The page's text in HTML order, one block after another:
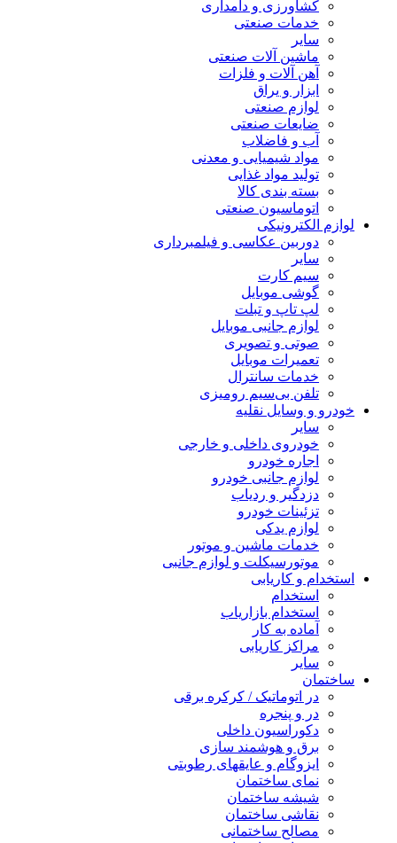
کشاورزی و دامداری
خدمات صنعتی
سایر
ماشین آلات صنعتی
آهن آلات و فلزات
ابزار و یراق
لوازم صنعتی
ضایعات صنعتی
آب و فاضلاب
مواد شیمیایی و معدنی
تولید مواد غذایی
بسته بندی کالا
اتوماسیون صنعتی
لوازم الکترونیکی
دوربین عکاسی و فیلمبرداری
سایر
سیم کارت
گوشی موبایل
لپ تاپ و تبلت
لوازم جانبی موبایل
صوتی و تصویری
تعمیرات موبایل
خدمات سانترال
تلفن بی‌سیم رومیزی
خودرو و وسایل نقلیه
سایر
خودروی داخلی و خارجی
اجاره خودرو
لوازم جانبی خودرو
دزدگیر و ردیاب
تزئینات خودرو
لوازم یدکی
خدمات ماشین و موتور
موتورسیکلت و لوازم جانبی
استخدام و کاریابی
استخدام
استخدام بازاریاب
آماده به کار
مراکز کاریابی
سایر
ساختمان
در اتوماتیک / کرکره برقی
در و پنجره
دکوراسیون داخلی
برق و هوشمند سازی
ایزوگام و عایقهای رطوبتی
نمای ساختمان
شیشه ساختمان
نقاشی ساختمان
مصالح ساختمانی